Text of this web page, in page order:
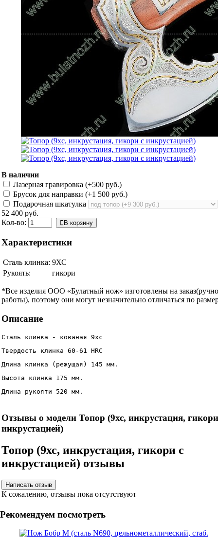
В наличии
Лазерная гравировка (+500 руб.)
Брусок для направки (+1 500 руб.)
Подарочная шкатулка
52 400 руб.
Кол-во:
В корзину
Характеристики
Сталь клинка: 9ХС
Рукоять:
гикори
*Все изделия ООО «Булатный нож» изготовлены на
работы), поэтому они могут незначительно отличаться по
Описание
Сталь клинка - кованая 9хс
Твердость клинка 60-61 HRC
Длина клинка (режущая) 145 мм.
Высота клинка 175 мм.
Длина рукояти 520 мм.
Отзывы о модели Топор (9хс, инкрустация,
инкрустацией)
Топор (9хс, инкрустация, гикори с
инкрустацией) отзывы
К сожалению, отзывы пока отсутствуют
Рекомендуем посмотреть